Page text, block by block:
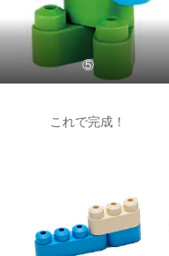
⑤
これで完成！